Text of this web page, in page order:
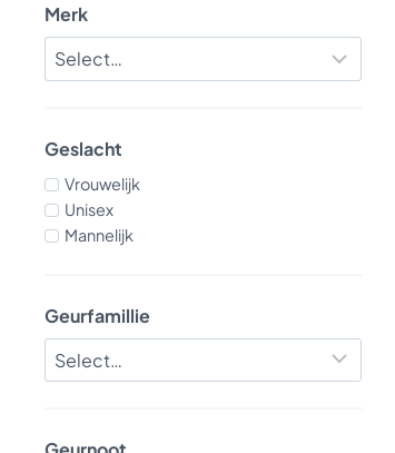
Merk
Geslacht
Vrouwelijk
Unisex
Mannelijk
Geurfamillie